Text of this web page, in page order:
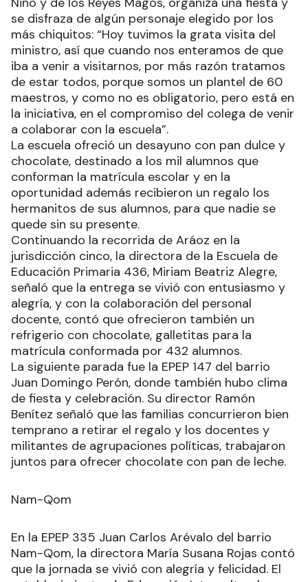
Por su parte, la directora del establecimiento,
Idalina Mendoza, también valoró el trabajo de los
docentes de la institución, que en cada Día del
Niño y de los Reyes Magos, organiza una fiesta y
se disfraza de algún personaje elegido por los
más chiquitos: “Hoy tuvimos la grata visita del
ministro, así que cuando nos enteramos de que
iba a venir a visitarnos, por más razón tratamos
de estar todos, porque somos un plantel de 60
maestros, y como no es obligatorio, pero está en
la iniciativa, en el compromiso del colega de venir
a colaborar con la escuela”.
La escuela ofreció un desayuno con pan dulce y
chocolate, destinado a los mil alumnos que
conforman la matrícula escolar y en la
oportunidad además recibieron un regalo los
hermanitos de sus alumnos, para que nadie se
quede sin su presente.
Continuando la recorrida de Aráoz en la
jurisdicción cinco, la directora de la Escuela de
Educación Primaria 436, Miriam Beatriz Alegre,
señaló que la entrega se vivió con entusiasmo y
alegría, y con la colaboración del personal
docente, contó que ofrecieron también un
refrigerio con chocolate, galletitas para la
matrícula conformada por 432 alumnos.
La siguiente parada fue la EPEP 147 del barrio
Juan Domingo Perón, donde también hubo clima
de fiesta y celebración. Su director Ramón
Benítez señaló que las familias concurrieron bien
militantes de agrupaciones políticas, trabajaron
Nam-Qom